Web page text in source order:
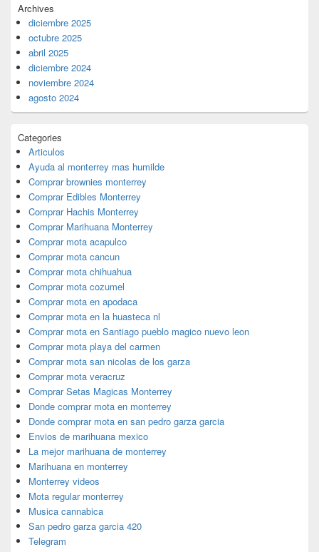
Archives
diciembre 2025
octubre 2025
abril 2025
diciembre 2024
noviembre 2024
agosto 2024
Categories
Articulos
Ayuda al monterrey mas humilde
Comprar brownies monterrey
Comprar Edibles Monterrey
Comprar Hachis Monterrey
Comprar Marihuana Monterrey
Comprar mota acapulco
Comprar mota cancun
Comprar mota chihuahua
Comprar mota cozumel
Comprar mota en apodaca
Comprar mota en la huasteca nl
Comprar mota en Santiago pueblo magico nuevo leon
Comprar mota playa del carmen
Comprar mota san nicolas de los garza
Comprar mota veracruz
Comprar Setas Magicas Monterrey
Donde comprar mota en monterrey
Donde comprar mota en san pedro garza garcia
Envios de marihuana mexico
La mejor marihuana de monterrey
Marihuana en monterrey
Monterrey videos
Mota regular monterrey
Musica cannabica
San pedro garza garcia 420
Telegram